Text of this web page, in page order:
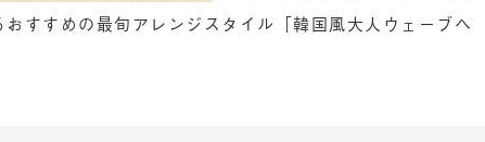
すすめの最旬アレンジスタイル「韓国風大人ウェーブヘ